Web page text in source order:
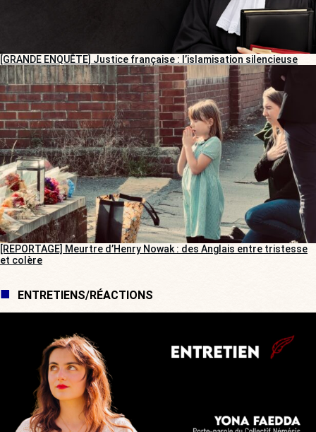
[GRANDE ENQUÊTE] Justice française : l’islamisation silencieuse
[REPORTAGE] Meurtre d’Henry Nowak : des Anglais entre tristesse
et colère
ENTRETIENS/RÉACTIONS